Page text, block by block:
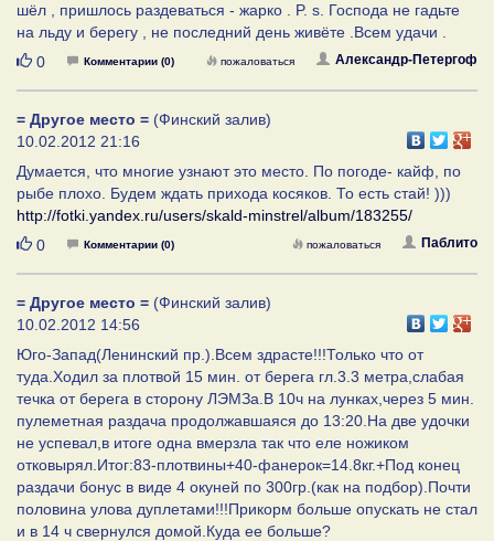
шёл , пришлось раздеваться - жарко . P. s. Господа не гадьте
на льду и берегу , не последний день живёте .Всем удачи .
Нравится
0 Комментарии (0) Александр-Петергоф
пожаловаться
= Другое место = (Финский залив)
10.02.2012 21:16
Думается, что многие узнают это место. По погоде- кайф, по
рыбе плохо. Будем ждать прихода косяков. То есть стай! )))
http://fotki.yandex.ru/users/skald-minstrel/album/183255/
Нравится
0 Комментарии (0) Паблито
пожаловаться
= Другое место = (Финский залив)
10.02.2012 14:56
Юго-Запад(Ленинский пр.).Всем здрасте!!!Только что от
туда.Ходил за плотвой 15 мин. от берега гл.3.3 метра,слабая
течка от берега в сторону ЛЭМЗа.В 10ч на лунках,через 5 мин.
пулеметная раздача продолжавшаяся до 13:20.На две удочки
не успевал,в итоге одна вмерзла так что еле ножиком
отковырял.Итог:83-плотвины+40-фанерок=14.8кг.+Под конец
раздачи бонус в виде 4 окуней по 300гр.(как на подбор).Почти
половина улова дуплетами!!!Прикорм больше опускать не стал
и в 14 ч свернулся домой.Куда ее больше?